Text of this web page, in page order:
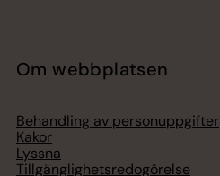
Om webbplatsen
Behandling av personuppgifter
Kakor
Lyssna
Tillgänglighetsredogörelse